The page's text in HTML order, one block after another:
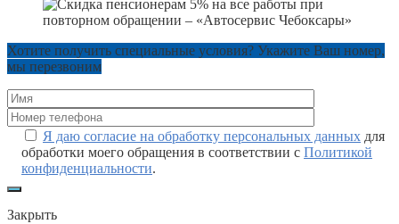
Хотите получить специальные условия? Укажите Ваш номер,
мы перезвоним
Я даю согласие на обработку персональных данных для
обработки моего обращения в соответствии с Политикой
конфиденциальности.
Закрыть